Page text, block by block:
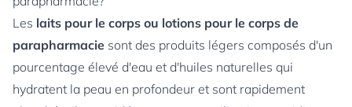
Les laits pour le corps ou lotions pour le corps de
parapharmacie sont des produits légers composés d'un
pourcentage élevé d'eau et d'huiles naturelles qui
hydratent la peau en profondeur et sont rapidement